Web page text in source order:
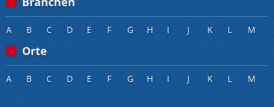
A B C D E F G H I J K L M
Orte
A B C D E F G H I J K L M